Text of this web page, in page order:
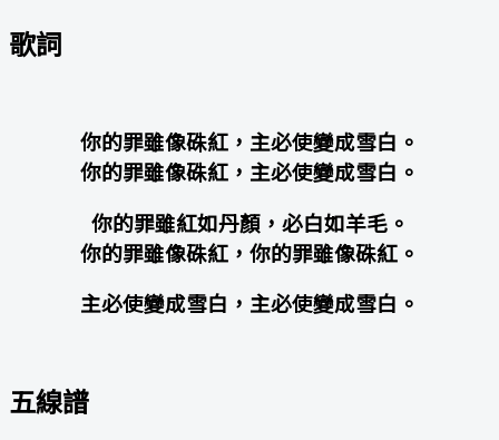
歌詞
你的罪雖像硃紅，主必使變成雪白。
你的罪雖像硃紅，主必使變成雪白。
你的罪雖紅如丹顏，必白如羊毛。
你的罪雖像硃紅，你的罪雖像硃紅。
主必使變成雪白，主必使變成雪白。
五線譜